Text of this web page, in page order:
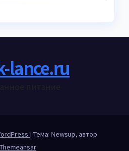
lance.ru
| Тема: Newsup, автор
Themeansar